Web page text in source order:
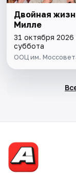
Двойная
Милле
31 октября 2026
суббота
ООЦ им.